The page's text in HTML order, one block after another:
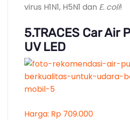
Harga: Rp 709.000
Pembersih dan
dalam satu alat
Tingkatkan kualitas udara
Anda agar perjalanan
terlindungi dari Dampak